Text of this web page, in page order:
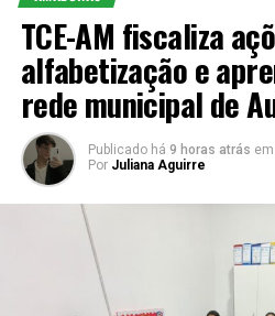
TCE-AM fiscaliza
alfabetização e
rede municipal de
Publicado há 9 horas atrás em
Por Juliana Aguirre